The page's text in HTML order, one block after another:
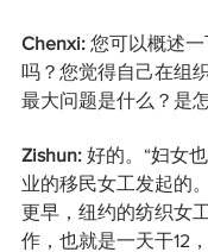
Chenxi: 您可以概述
吗？您觉得自己在组
最大问题是什么？是
Zishun: 好的。“妇女
业的移民女工发起的
更早，纽约的纺织女
作，也就是一天干12